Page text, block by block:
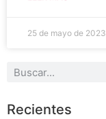
25 de mayo de 2023
Recientes